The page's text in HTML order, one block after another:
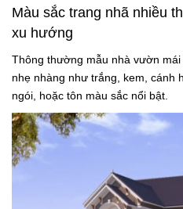
Màu sắc trang nhã nhiều
xu hướng
Thông thường mẫu nhà vườn
nhẹ nhàng như trắng, kem, cánh
ngói, hoặc tôn màu sắc nổi bật.